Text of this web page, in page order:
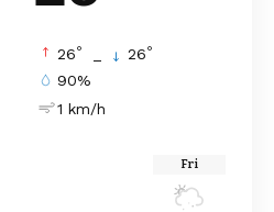
26° 26°
90%
1 km/h
Fri